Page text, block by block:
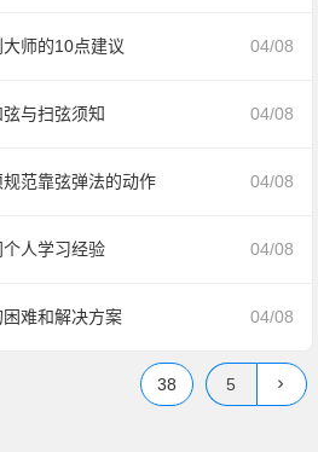
04/08
师的10点建议
04/08
与扫弦须知
04/08
范靠弦弹法的动作
04/08
人学习经验
04/08
难和解决方案
38